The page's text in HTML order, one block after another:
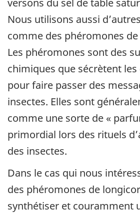
versons du sel de table
Nous utilisons aussi
comme des phéromones
Les phéromones sont des
chimiques que sécrètent
pour faire passer des
insectes. Elles sont
comme une sorte de «
primordial lors des rituels
des insectes.
Dans le cas qui nous
des phéromones de
synthétiser et couramment